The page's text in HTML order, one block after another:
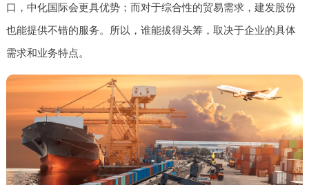
口，中化国际会更具优势；而对于综合性的贸易需求，建发股份
也能提供不错的服务。所以，谁能拔得头筹，取决于企业的具体
需求和业务特点。